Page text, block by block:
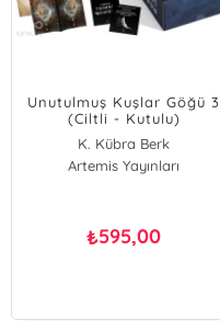
Unutulmuş Kuşlar Göğü 3
(Ciltli - Kutulu)
K. Kübra Berk
Artemis Yayınları
₺595,00